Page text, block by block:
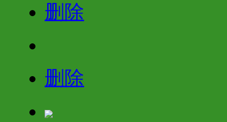
删除
删除